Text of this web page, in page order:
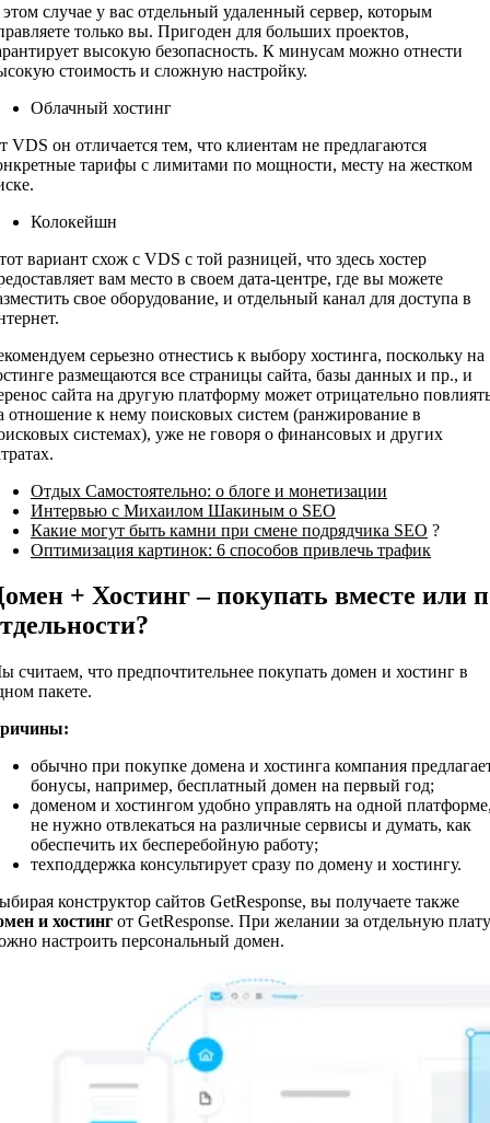
случае у вас отдельный удаленный сервер, которым
только вы. Пригоден для больших проектов,
высокую безопасность. К минусам можно отнести
стоимость и сложную настройку.
Облачный хостинг
VDS он отличается тем, что клиентам не предлагаются
тарифы с лимитами по мощности, месту на жестком
Колокейшн
вариант схож с VDS с той разницей, что здесь хостер
вам место в своем дата-центре, где вы можете
свое оборудование, и отдельный канал для доступа в
серьезно отнестись к выбору хостинга, поскольку на
размещаются все страницы сайта, базы данных и пр., и
сайта на другую платформу может отрицательно
отношение к нему поисковых систем (ранжирование в
системах), уже не говоря о финансовых и других
Отдых Самостоятельно: о блоге и монетизации
Интервью с Михаилом Шакиным о SEO
Какие могут быть камни при смене подрядчика SEO ?
Оптимизация картинок: 6 способов привлечь трафик
+ Хостинг – покупать вместе или
считаем, что предпочтительнее покупать домен и хостинг в
пакете.
обычно при покупке домена и хостинга компания
бонусы, например, бесплатный домен на первый год;
доменом и хостингом удобно управлять на одной
не нужно отвлекаться на различные сервисы и думать, как
обеспечить их бесперебойную работу;
техподдержка консультирует сразу по домену и хостингу.
конструктор сайтов GetResponse, вы получаете также
и хостинг от GetResponse. При желании за отдельную плату
настроить персональный домен.